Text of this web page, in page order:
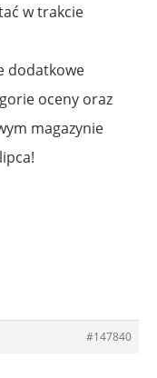
w trakcie
dodatkowe
oceny oraz
magazynie